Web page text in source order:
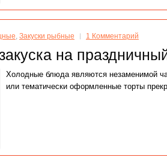
Закуски рыбные 1 Комментарий
на
Холодные блюда являются незаменимой
или тематически оформленные торты